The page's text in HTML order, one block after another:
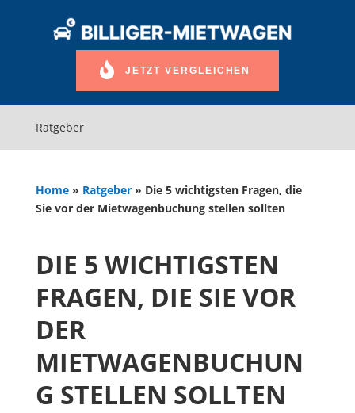
JETZT VERGLEICHEN
Ratgeber
Home» Ratgeber» Die 5 wichtigsten Fragen, die
Sie vor der Mietwagenbuchung stellen sollten
DIE 5 WICHTIGSTEN
FRAGEN, DIE SIE VOR
DER
MIETWAGENBUCHUN
G STELLEN SOLLTEN